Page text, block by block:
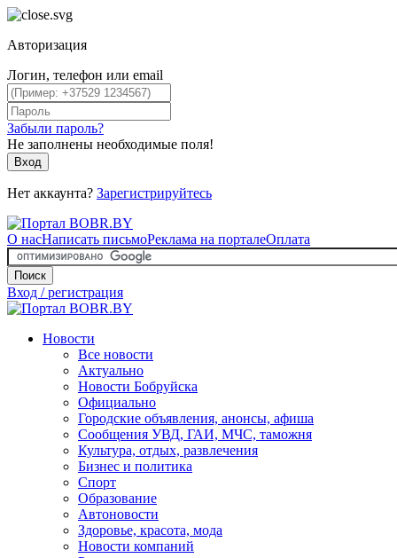
Авторизация
Логин, телефон или email
Забыли пароль?
Не заполнены необходимые поля!
Вход
Нет аккаунта? Зарегистрируйтесь
О насНаписать письмоРеклама на порталеОплата
Поиск
Вход / регистрация
Новости
Все новости
Актуально
Новости Бобруйска
Официально
Городские объявления, анонсы, афиша
Сообщения УВД, ГАИ, МЧС, таможня
Культура, отдых, развлечения
Бизнес и политика
Спорт
Образование
Автоновости
Здоровье, красота, мода
Новости компаний